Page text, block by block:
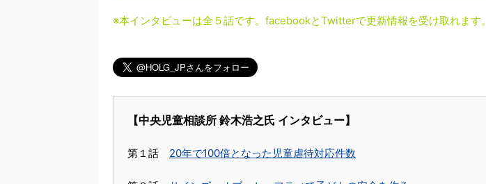
※本インタビューは全５話です。facebookとTwitterで更新情報を受け取れます。
【中央児童相談所 鈴木浩之氏 インタビュー】
第１話 20年で100倍となった児童虐待対応件数